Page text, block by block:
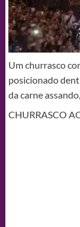
Um churrasco
posicionado
da carne
CHURRASCO